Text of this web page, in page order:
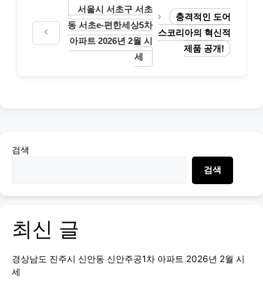
서울시 서초구 서초
동 서초e-편한세상5차
아파트 2026년 2월 시
세
충격적인 도어
스코리아의 혁신적
제품 공개!
검색
검색
최신 글
경상남도 진주시 신안동 신안주공1차 아파트 2026년 2월 시
세